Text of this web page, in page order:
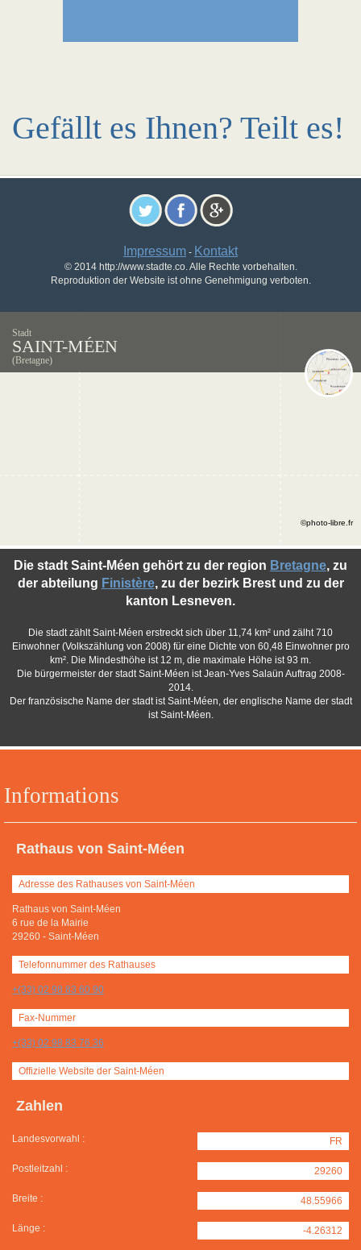
Gefällt es Ihnen? Teilt es!
Impressum - Kontakt
© 2014 http://www.stadte.co. Alle Rechte vorbehalten.
Reproduktion der Website ist ohne Genehmigung verboten.
Stadt
SAINT-MÉEN
(Bretagne)
Informations
Rathaus von Saint-Méen
Adresse des Rathauses von Saint-Méen
Rathaus von Saint-Méen
6 rue de la Mairie
29260 - Saint-Méen
Telefonnummer des Rathauses
+(33) 02 98 83 60 90
Fax-Nummer
+(33) 02 98 83 76 36
Offizielle Website der Saint-Méen
Zahlen
Landesvorwahl : FR
Postleitzahl : 29260
Breite : 48.55966
Länge : -4.26312
Die stadt Saint-Méen gehört zu der region Bretagne, zu
der abteilung Finistère, zu der bezirk Brest und zu der
kanton Lesneven.
Die stadt zählt Saint-Méen erstreckt sich über 11,74 km² und zälht 710
Einwohner (Volkszählung von 2008) für eine Dichte von 60,48 Einwohner pro
km². Die Mindesthöhe ist 12 m, die maximale Höhe ist 93 m.
Die bürgermeister der stadt Saint-Méen ist Jean-Yves Salaün Auftrag 2008-
2014.
Der französische Name der stadt ist Saint-Méen, der englische Name der stadt
ist Saint-Méen.
©photo-libre.fr